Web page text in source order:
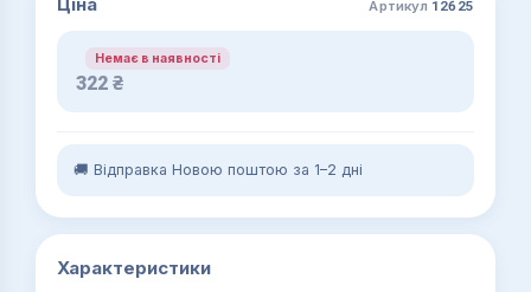
Артикул 12625
Немає в наявності
322 ₴
🚚 Відправка Новою поштою за 1–2 дні
Характеристики